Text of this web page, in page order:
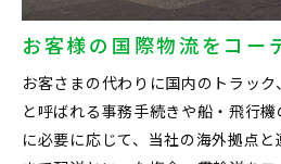
お客様の国際物流をコー
お客さまの代わりに国内のトラッ
と呼ばれる事務手続きや船・飛行
に必要に応じて、当社の海外拠点